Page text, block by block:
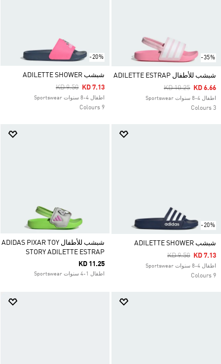
-35%
شبشب للأطفال ADILETTE ESTRAP
Price Reduced
KD 10.25ToKD 6.66
اطفال 4-8 سنوات Sportswear
3 Colours
-20%
شبشب ADILETTE SHOWER
Price Reduced From
KD 9.50ToKD 7.13
اطفال 4-8 سنوات Sportswear
9 Colours
-20%
شبشب ADILETTE SHOWER
Price Reduced
KD 9.50ToKD 7.13
اطفال 4-8 سنوات Sportswear
9 Colours
شبشب للأطفال ADIDAS PIXAR TOY
STORY ADILETTE ESTRAP
KD 11.25
اطفال 1-4 سنوات Sportswear